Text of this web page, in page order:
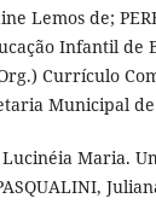
Lemos de;
Infantil de
Currículo
Municipal de
Lucinéia Maria.